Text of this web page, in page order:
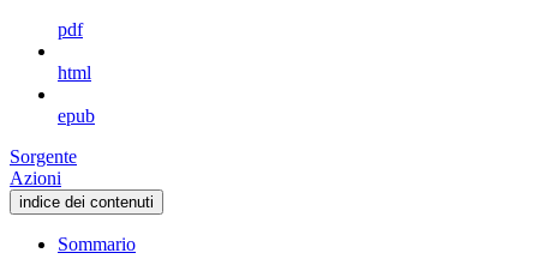
pdf
html
epub
Sorgente
Azioni
indice dei contenuti
Sommario